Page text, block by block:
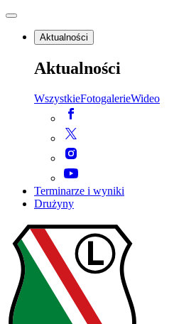
Aktualności
Aktualności
WszystkieFotogalerieWideo
Terminarze i wyniki
Drużyny